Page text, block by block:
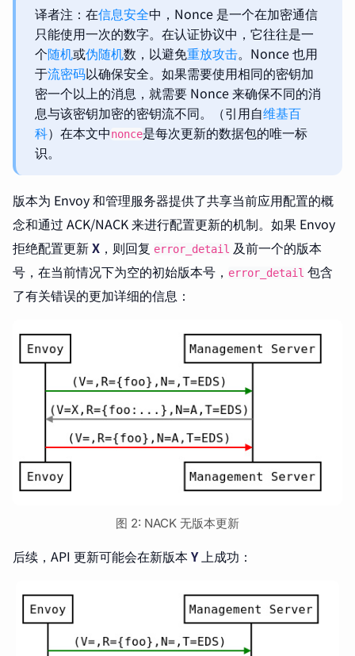
译者注：在信息安全中，Nonce 是一个在加密通信
只能使用一次的数字。在认证协议中，它往往是一
个随机或伪随机数，以避免重放攻击。Nonce 也用
于流密码以确保安全。如果需要使用相同的密钥加
密一个以上的消息，就需要 Nonce 来确保不同的消
息与该密钥加密的密钥流不同。（引用自维基百
科）在本文中nonce是每次更新的数据包的唯一标
识。
版本为 Envoy 和管理服务器提供了共享当前应用配置的概
念和通过 ACK/NACK 来进行配置更新的机制。如果 Envoy
拒绝配置更新X ，则回复 error_detail 及前一个的版本
号，在当前情况下为空的初始版本号， error_detail 包含
了有关错误的更加详细的信息：
图 2: NACK 无版本更新
后续，API 更新可能会在新版本Y上成功：